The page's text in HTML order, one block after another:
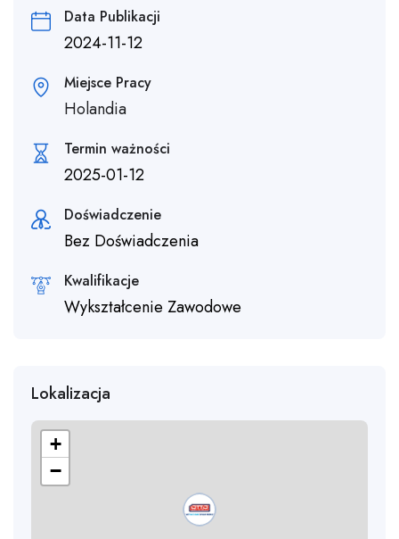
Data Publikacji
2024-11-12
Miejsce Pracy
Holandia
Termin ważności
2025-01-12
Doświadczenie
Bez Doświadczenia
Kwalifikacje
Wykształcenie Zawodowe
Lokalizacja
+
−